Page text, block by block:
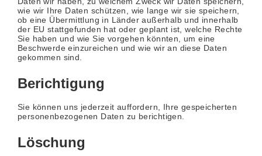
wie wir Ihre Daten schützen, wie lange wir sie speichern,
ob eine Übermittlung in Länder außerhalb und innerhalb
der EU stattgefunden hat oder geplant ist, welche Rechte
Sie haben und wie Sie vorgehen könnten, um eine
Beschwerde einzureichen und wie wir an diese Daten
gekommen sind.
Berichtigung
Sie können uns jederzeit auffordern, Ihre gespeicherten
personenbezogenen Daten zu berichtigen.
Löschung